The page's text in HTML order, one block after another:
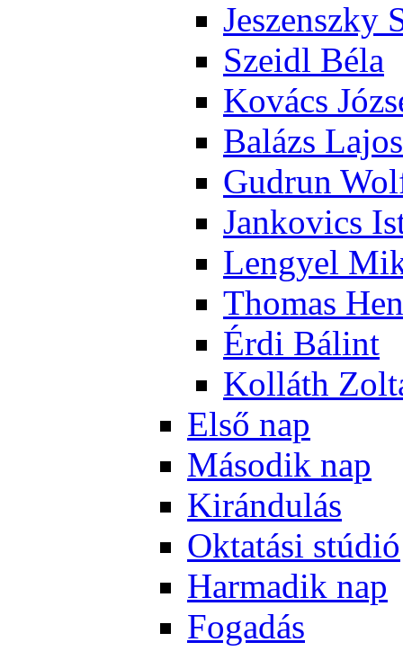
Je­szensz­ky
Szeidl Bé­la
Ko­vács
Ba­lázs La­jos
Gud­run
Jan­ko­vics
Len­gyel
Tho­mas
Ér­di Bá­lint
Kol­láth
El­ső nap
Má­so­dik nap
Ki­rán­du­lás
Ok­ta­tá­si stú­dió
Har­ma­dik nap
Fo­ga­dás